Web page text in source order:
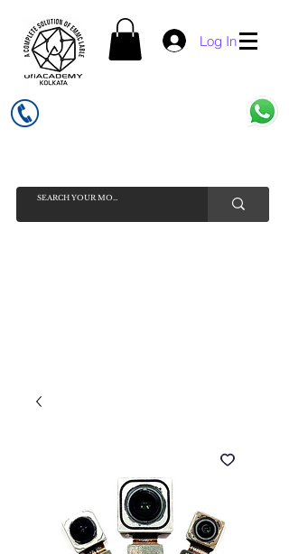
Log In